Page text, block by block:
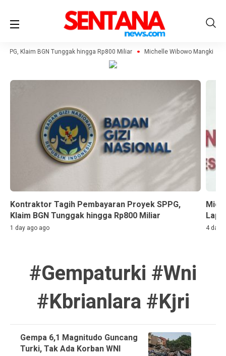
Klaim BGN Tunggak hingga Rp800 Miliar Michelle Wibowo Mangkir
Kontraktor Tagih Pembayaran Proyek SPPG,
Klaim BGN Tunggak hingga Rp800 Miliar
1 day ago ago 4
#gempaturki #wni
#kbrianlara #kjri
Gempa 6,1 Magnitudo Guncang
Turki, Tak Ada Korban WNI